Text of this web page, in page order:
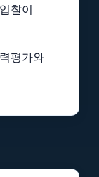
찰이
평가와